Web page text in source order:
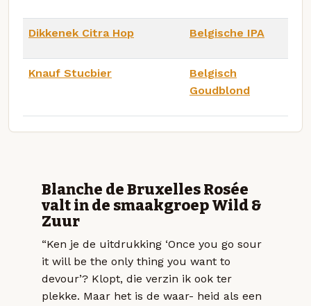
Dikkenek Citra Hop Belgische IPA
Knauf Stucbier
Belgisch
Goudblond
Blanche de Bruxelles Rosée
valt in de smaakgroep Wild &
Zuur
“Ken je de uitdrukking ‘Once you go sour
it will be the only thing you want to
devour’? Klopt, die verzin ik ook ter
plekke. Maar het is de waar- heid als een